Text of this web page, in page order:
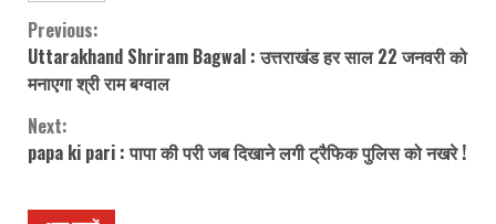
Continue
Reading
Previous:
Uttarakhand Shriram Bagwal : उत्तराखंड हर साल 22 जनवरी को
मनाएगा श्री राम बग्वाल
Next:
papa ki pari : पापा की परी जब दिखाने लगी ट्रैफिक पुलिस को नखरे !